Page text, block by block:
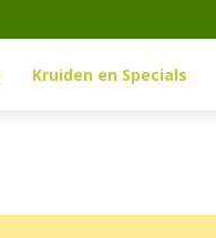
Kruiden en Specials